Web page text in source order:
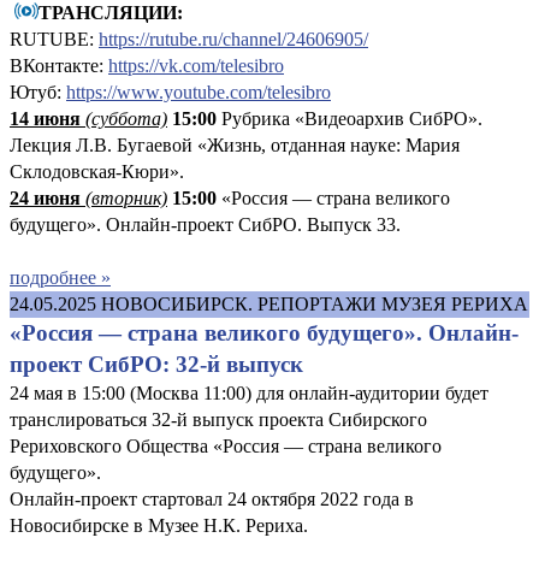
ТРАНСЛЯЦИИ:
RUTUBE: https://rutube.ru/channel/24606905/
ВКонтакте: https://vk.com/telesibro
Ютуб: https://www.youtube.com/telesibro
14 июня (суббота) 15:00 Рубрика «Видеоархив СибРО».
Лекция Л.В. Бугаевой «Жизнь, отданная науке: Мария
Склодовская-Кюри».
24 июня (вторник) 15:00 «Россия — страна великого
будущего». Онлайн-проект СибРО. Выпуск 33.
подробнее »
24.05.2025 НОВОСИБИРСК. РЕПОРТАЖИ МУЗЕЯ РЕРИХА
«Россия — страна великого будущего». Онлайн-
проект СибРО: 32-й выпуск
24 мая в 15:00 (Москва 11:00) для онлайн-аудитории будет
транслироваться 32-й выпуск проекта Сибирского
Рериховского Общества «Россия — страна великого
будущего».
Онлайн-проект стартовал 24 октября 2022 года в
Новосибирске в Музее Н.К. Рериха.